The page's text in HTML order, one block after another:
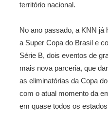
território nacional.
No ano passado, a KNN já
a Super Copa do Brasil e
Série B, dois eventos de
mais nova parceria, que
as eliminatórias da Copa
com o atual momento da
em quase todos os